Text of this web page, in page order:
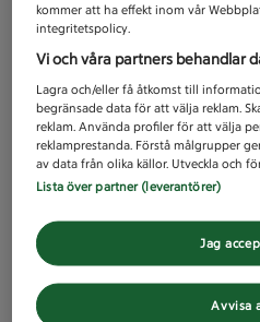
kommer att ha effekt inom vår
integritetspolicy.
Vi och våra partners behandlar
Lagra och/eller få åtkomst till
begränsade data för att välja reklam.
reklam. Använda profiler för att välja
reklamprestanda. Förstå målgrupper
av data från olika källor. Utveckla och
Lista över partner (leverantörer)
Avvisa
Jag